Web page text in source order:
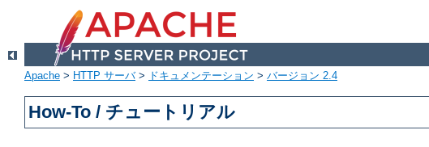
Apache > HTTP サーバ> ドキュメンテーション > バージョン 2.4
How-To / チュートリアル